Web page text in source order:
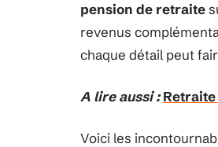
pension de retraite
revenus
chaque détail peut
A lire aussi :
Voici les